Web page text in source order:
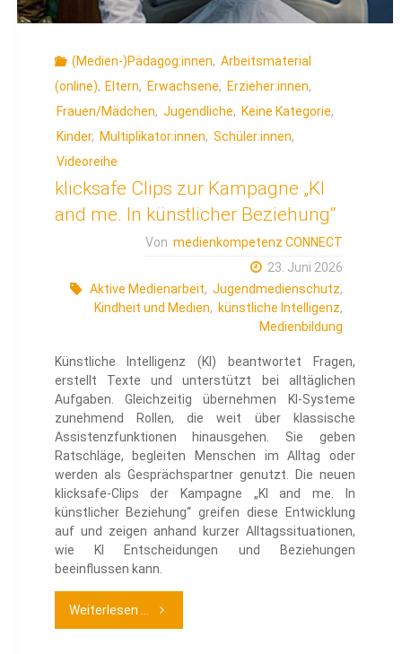
(Medien-)Pädagog:innen, Arbeitsmaterial
(online), Eltern, Erwachsene, Erzieher:innen,
Frauen/Mädchen, Jugendliche, Keine Kategorie,
Kinder, Multiplikator:innen, Schüler:innen,
Videoreihe
klicksafe Clips zur Kampagne „KI
and me. In künstlicher Beziehung“
Von medienkompetenz CONNECT
23. Juni 2026
Aktive Medienarbeit, Jugendmedienschutz,
Kindheit und Medien, künstliche Intelligenz,
Medienbildung
Künstliche Intelligenz (KI) beantwortet Fragen,
erstellt Texte und unterstützt bei alltäglichen
Aufgaben. Gleichzeitig übernehmen KI-Systeme
zunehmend Rollen, die weit über klassische
Assistenzfunktionen hinausgehen. Sie geben
Ratschläge, begleiten Menschen im Alltag oder
werden als Gesprächspartner genutzt. Die neuen
klicksafe-Clips der Kampagne „KI and me. In
künstlicher Beziehung“ greifen diese Entwicklung
auf und zeigen anhand kurzer Alltagssituationen,
wie KI Entscheidungen und Beziehungen
beeinflussen kann.
Weiterlesen ... "klicksafe